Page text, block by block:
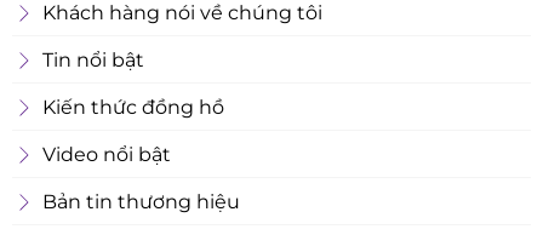
Khách hàng nói về chúng tôi
Tin nổi bật
Kiến thức đồng hồ
Video nổi bật
Bản tin thương hiệu